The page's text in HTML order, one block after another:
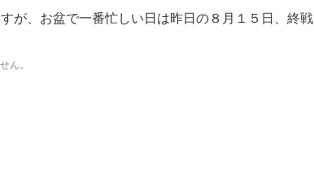
が、お盆で一番忙しい日は昨日の８月１５日、終戦
ん。